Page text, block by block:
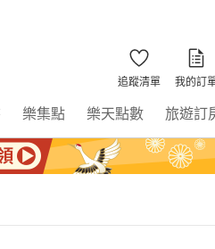
追蹤清單 我的訂
樂集點 樂天點數 旅遊訂